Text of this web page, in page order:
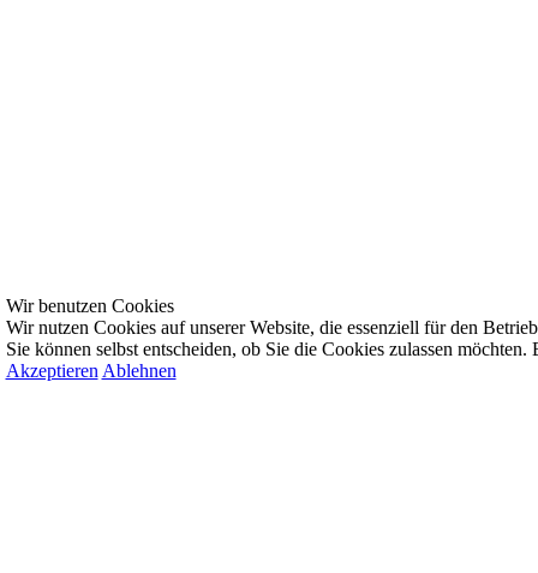
Wir benutzen Cookies
Wir nutzen Cookies auf unserer Website, die essenziell für den
Sie können selbst entscheiden, ob Sie die Cookies zulassen
Akzeptieren Ablehnen